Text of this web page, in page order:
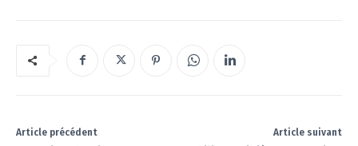
Article précédent Article suivant